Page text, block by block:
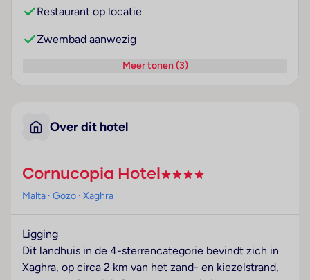
Restaurant op locatie
Zwembad aanwezig
Meer tonen (3)
Over dit hotel
Cornucopia Hotel
Malta · Gozo · Xaghra
Ligging
Dit landhuis in de 4-sterrencategorie bevindt zich in
Xaghra, op circa 2 km van het zand- en kiezelstrand,